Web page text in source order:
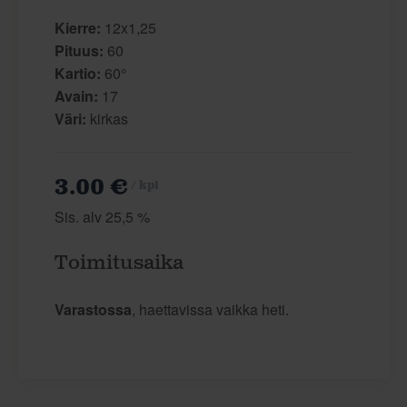
Kierre: 12x1,25
Pituus: 60
Kartio: 60°
Avain: 17
Väri: kirkas
3.00 €
Sis. alv 25,5 %
Toimitusaika
Varastossa, haettavissa vaikka heti.